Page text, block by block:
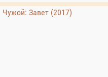
Чужой: Завет (2017)